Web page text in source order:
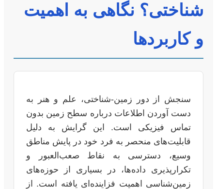
شناختی؟ نگاهی به اهمیت
و کاربردها
سنجش از دور زمین-شناختی، علم و هنر به
دست آوردن اطلاعات درباره سطح زمین بدون
تماس فیزیکی است. این گرایش به دلیل
قابلیت‌های منحصر به فرد خود در پایش مناطق
وسیع، دسترسی به نقاط صعب‌العبور و
تکرارپذیری داده‌ها، در بسیاری از حوزه‌های
زمین‌شناسی اهمیت فزاینده‌ای یافته است. از